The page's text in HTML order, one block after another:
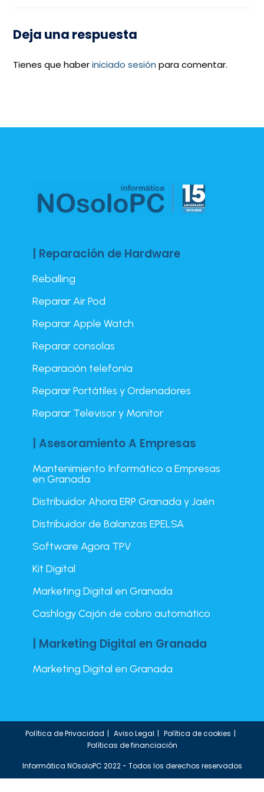
Deja una respuesta
Tienes que haberiniciado sesión para comentar.
| Reparación de Hardware
Reballing
Reparar Air Pod
Reparar Apple Watch
Reparar consolas
Reparación telefonía
Reparar Portátiles y Ordenadores
Reparar Televisor y Monitor
| Asesoramiento A Empresas
Mantenimiento Informático a Empresas
en Granada
Distribuidor Ahora ERP Granada y Jaén
Distribuidor de Balanzas EPELSA
Software Agora TPV
Kit Digital
Marketing Digital en Granada
Cashlogy Cajón de cobro automático
| Marketing Digital en Granada
Marketing Digital en Granada
Política de Privacidad Aviso Legal
Política de cookies
Políticas de financiación
Informática NOsoloPC 2022 - Todos los derechos reservados